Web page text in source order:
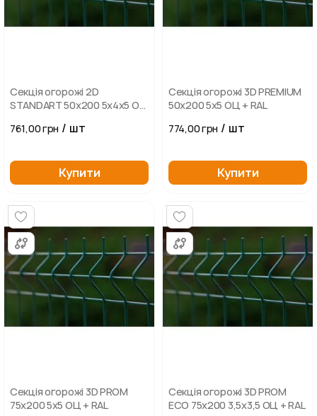
Секція огорожі 2D
STANDART 50х200 5х4х5 ОЦ
761,00 грн / шт
Купити
Секція огорожі 3D PREMIUM
50х200 5х5 ОЦ + RAL
774,00 грн / шт
Купити
Секція огорожі 3D PROM
75х200 5х5 ОЦ + RAL
Секція огорожі 3D PROM
ECO 75х200 3,5х3,5 ОЦ + RAL